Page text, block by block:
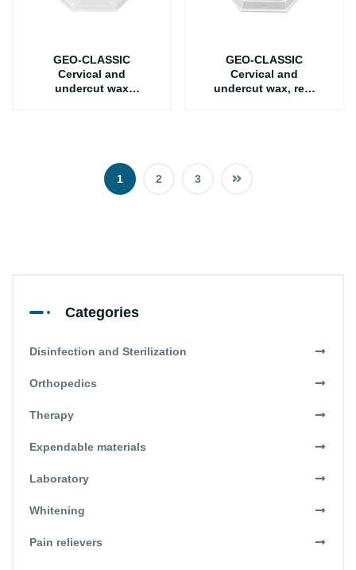
GEO-CLASSIC
Cervical and
undercut wax
GEO-CLASSIC
Cervical and
undercut wax, red-
GEO Classic 75гр.
1 2 3
Categories
Disinfection and Sterilization
Orthopedics
Therapy
Expendable materials
Laboratory
Whitening
Pain relievers